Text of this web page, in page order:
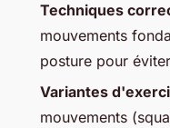
Techniques
mouvements
posture pour
Variantes
mouvements